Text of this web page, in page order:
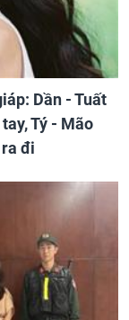
Dần - Tuất
Tý - Mão
đi